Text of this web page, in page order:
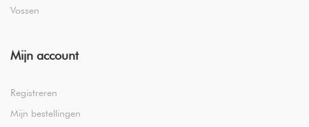
Vossen
Mijn account
Registreren
Mijn bestellingen